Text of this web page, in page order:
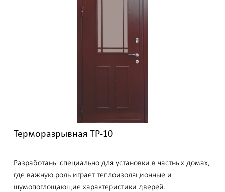
Терморазрывная ТР-10
Разработаны специально для установки в частных домах,
где важную роль играет теплоизоляционные и
шумопоглощающие характеристики дверей.